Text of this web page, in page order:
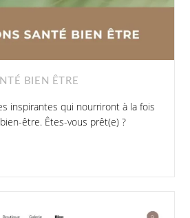
BIEN ÊTRE
inspirantes qui nourriront à la fois
être. Êtes-vous prêt(e) ?